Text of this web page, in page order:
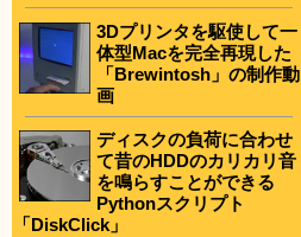
3Dプリンタを駆使して一
体型Macを完全再現した
「Brewintosh」の制作動
画
ディスクの負荷に合わせ
て昔のHDDのカリカリ音
を鳴らすことができる
Pythonスクリプト
「DiskClick」